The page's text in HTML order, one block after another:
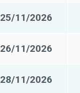
25/11/2026
26/11/2026
28/11/2026